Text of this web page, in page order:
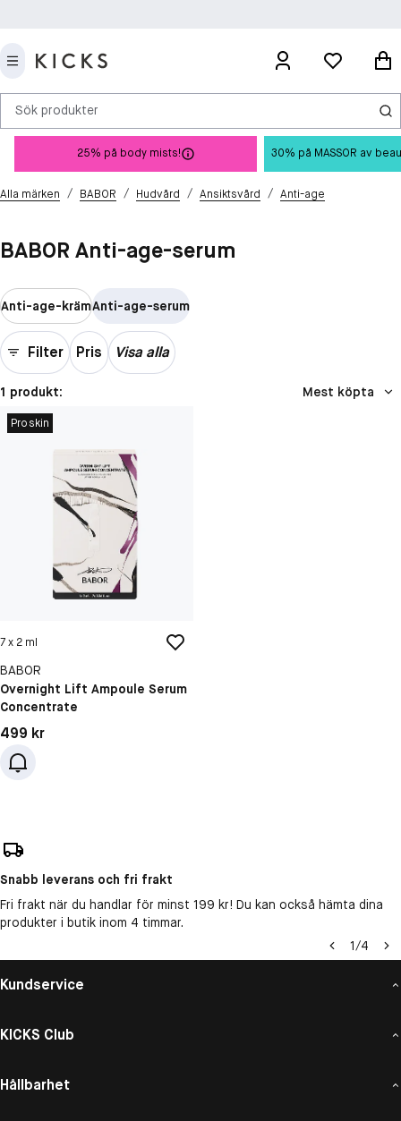
Sök produkter
25% på body mists! 30% på MASSOR av
Alla märken / BABOR / Hudvård / Ansiktsvård / Anti-age
BABOR Anti-age-serum
Anti-age-krämAnti-age-serum
Filter Pris Visa alla
1 produkt: Mest köpta
Proskin
7 x 2 ml
BABOR
Overnight Lift Ampoule Serum
Concentrate
Pris: 499 kr
499 kr
Snabb leverans och fri frakt
Fri frakt när du handlar för minst 199 kr! Du kan också hämta dina
produkter i butik inom 4 timmar.
1/4
Kundservice
KICKS Club
Hållbarhet